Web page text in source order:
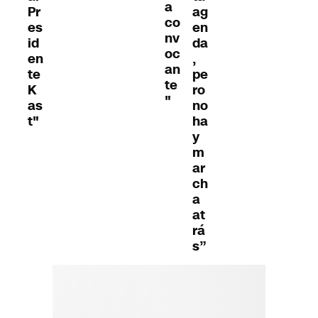
Pr
es
id
en
te
K
as
t"
a
co
nv
oc
an
te
"
ag
en
da
,
pe
ro
no
ha
y
m
ar
ch
a
at
rá
s”